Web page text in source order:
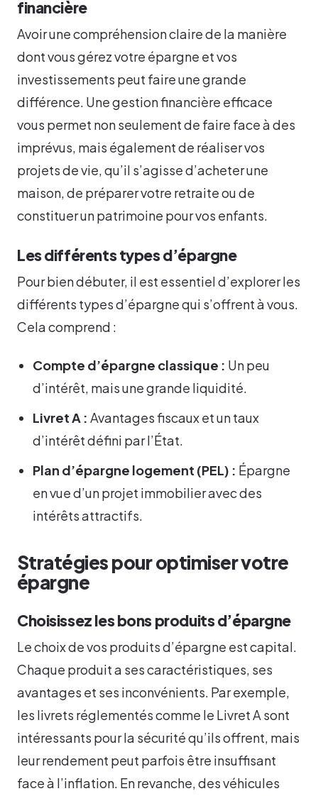
financière
Avoir une compréhension claire de la manière
dont vous gérez votre épargne et vos
investissements peut faire une grande
différence. Une gestion financière efficace
vous permet non seulement de faire face à des
imprévus, mais également de réaliser vos
projets de vie, qu’il s’agisse d’acheter une
maison, de préparer votre retraite ou de
constituer un patrimoine pour vos enfants.
Les différents types d’épargne
Pour bien débuter, il est essentiel d’explorer les
différents types d’épargne qui s’offrent à vous.
Cela comprend :
Compte d’épargne classique : Un peu
d’intérêt, mais une grande liquidité.
Livret A : Avantages fiscaux et un taux
d’intérêt défini par l’État.
Plan d’épargne logement (PEL) : Épargne
en vue d’un projet immobilier avec des
intérêts attractifs.
Stratégies pour optimiser votre
épargne
Choisissez les bons produits d’épargne
Le choix de vos produits d’épargne est capital.
Chaque produit a ses caractéristiques, ses
avantages et ses inconvénients. Par exemple,
les livrets réglementés comme le Livret A sont
intéressants pour la sécurité qu’ils offrent, mais
leur rendement peut parfois être insuffisant
face à l’inflation. En revanche, des véhicules